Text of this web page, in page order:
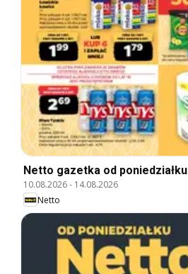
Netto gazetka od poniedziałku
10.08.2026- 14.08.2026
Netto